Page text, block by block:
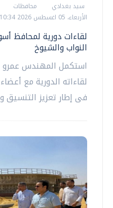
سيد بغدادي
محافظات
الأربعاء، 05 اغسطس 2026 10:34 م
لقاءات دورية لمحافظ
النواب والشيوخ
استكمل المهندس
لقاءاته الدورية مع
فى إطار تعزيز التنسيق